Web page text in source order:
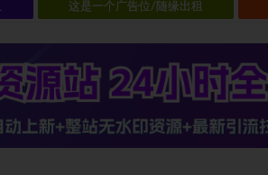
这是一个广告位/随缘出租